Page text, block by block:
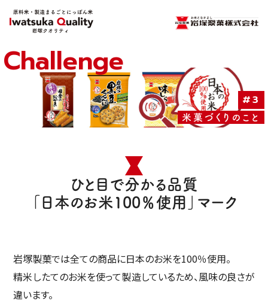
Challenge
#3
米菓づくりのこと
ひと目で分かる品質
「日本のお米100％使用」マーク
岩塚製菓では全ての商品に日本のお米を100％使用。
精米したてのお米を使って製造しているため、風味の良さが
違います。